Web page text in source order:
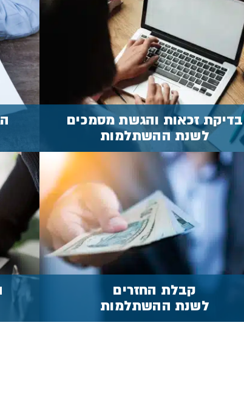
בדיקת זכאות והגשת מסמכים
לשנת ההשתלמות
בדיקת זכאותך טרם יציאתך
לשנת השתלמות
מידע נוסף
קבלת החזרים
לשנת ההשתלמות
בדקו אם הנכם זכאים
לקבלת החזרים
מידע נוסף